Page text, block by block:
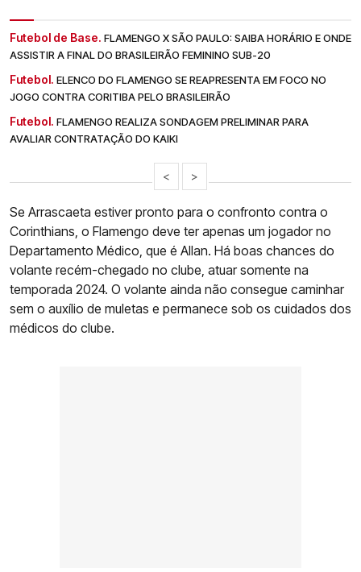
Futebol de Base. FLAMENGO X SÃO PAULO: SAIBA HORÁRIO E ONDE
ASSISTIR A FINAL DO BRASILEIRÃO FEMININO SUB-20
Futebol. ELENCO DO FLAMENGO SE REAPRESENTA EM FOCO NO
JOGO CONTRA CORITIBA PELO BRASILEIRÃO
Futebol. FLAMENGO REALIZA SONDAGEM PRELIMINAR PARA
AVALIAR CONTRATAÇÃO DO KAIKI
< >
Se Arrascaeta estiver pronto para o confronto contra o
Corinthians, o Flamengo deve ter apenas um jogador no
Departamento Médico, que é Allan. Há boas chances do
volante recém-chegado no clube, atuar somente na
temporada 2024. O volante ainda não consegue caminhar
sem o auxílio de muletas e permanece sob os cuidados dos
médicos do clube.